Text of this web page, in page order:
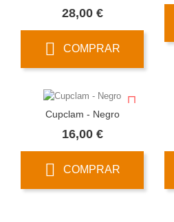
28,00 €Precio
COMPRAR
Cupclam - Negro
16,00 €Precio
COMPRAR